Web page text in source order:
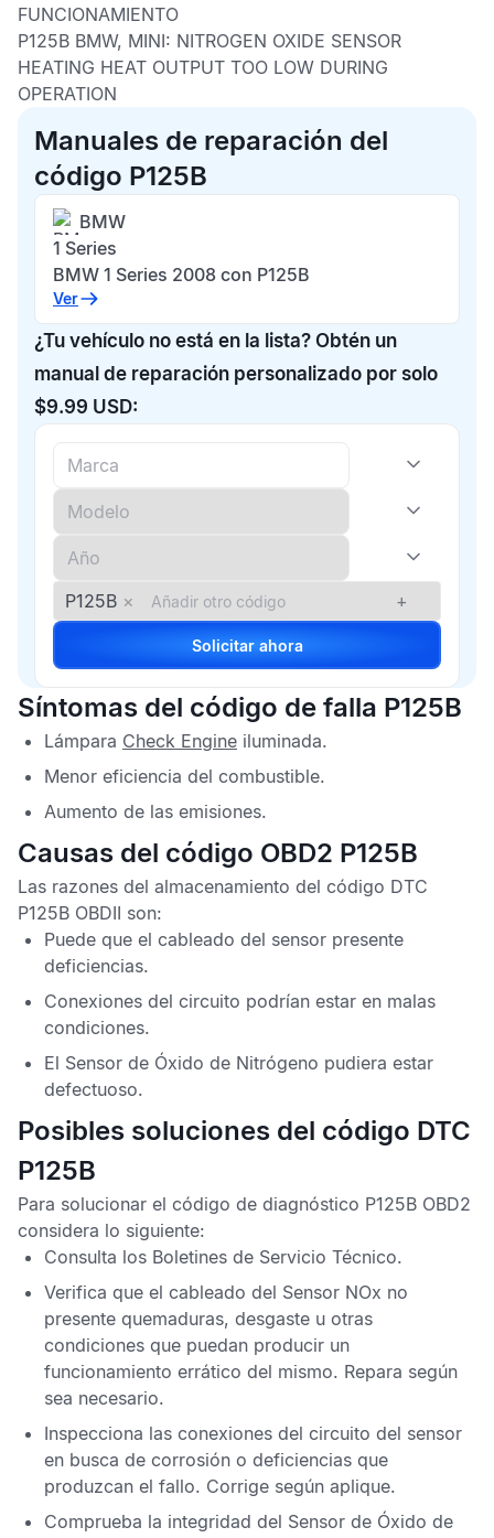
FUNCIONAMIENTO
P125B BMW, MINI: NITROGEN OXIDE SENSOR
HEATING HEAT OUTPUT TOO LOW DURING
OPERATION
Manuales de reparación del
código P125B
BMW
1 Series
BMW 1 Series 2008 con P125B
Ver
¿Tu vehículo no está en la lista? Obtén un
manual de reparación personalizado por solo
$9.99 USD:
P125B × +
Solicitar ahora
Síntomas del código de falla P125B
Lámpara Check Engine iluminada.
Menor eficiencia del combustible.
Aumento de las emisiones.
Causas del código OBD2 P125B
Las razones del almacenamiento del código DTC
P125B OBDII son:
Puede que el cableado del sensor presente
deficiencias.
Conexiones del circuito podrían estar en malas
condiciones.
El Sensor de Óxido de Nitrógeno pudiera estar
defectuoso.
Posibles soluciones del código DTC
P125B
Para solucionar el código de diagnóstico P125B OBD2
considera lo siguiente:
Consulta los Boletines de Servicio Técnico.
Verifica que el cableado del Sensor NOx no
presente quemaduras, desgaste u otras
condiciones que puedan producir un
funcionamiento errático del mismo. Repara según
sea necesario.
Inspecciona las conexiones del circuito del sensor
en busca de corrosión o deficiencias que
produzcan el fallo. Corrige según aplique.
Comprueba la integridad del Sensor de Óxido de